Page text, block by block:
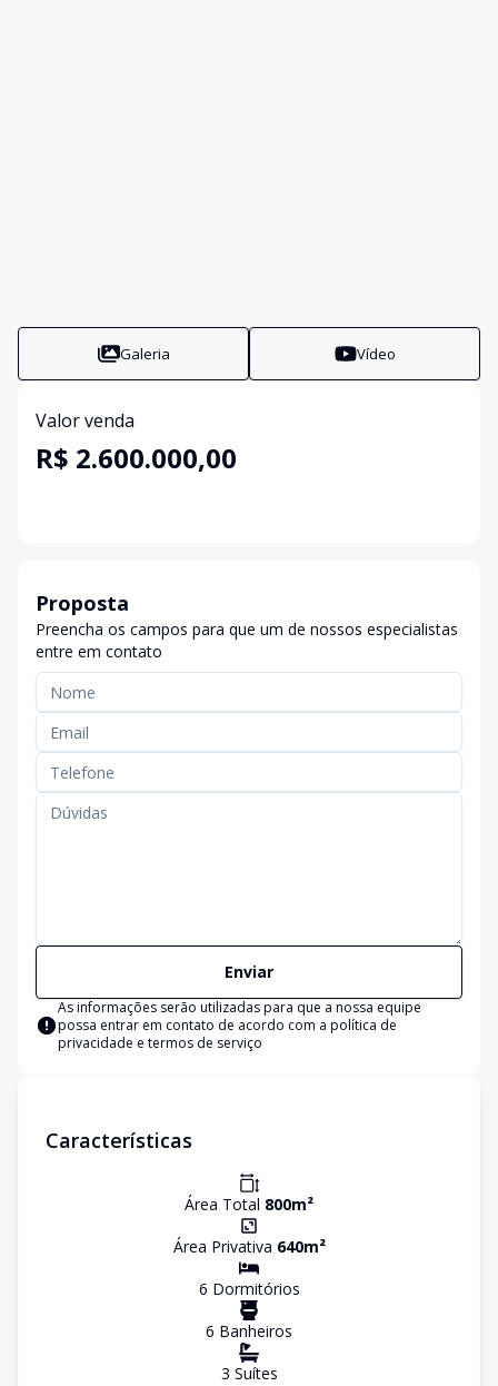
Galeria Vídeo
Valor venda
R$ 2.600.000,00
Proposta
Preencha os campos para que um de nossos especialistas
entre em contato
Enviar
As informações serão utilizadas para que a nossa equipe
possa entrar em contato de acordo com a política de
privacidade e termos de serviço
Características
Área Total 800m²
Área Privativa 640m²
6 Dormitórios
6 Banheiros
3 Suítes